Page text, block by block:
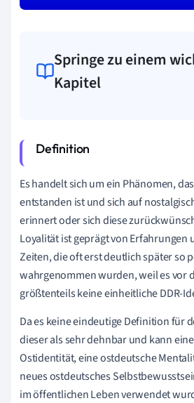
Springe zu einem
Kapitel
Es handelt sich um ein Phänomen,
entstanden ist und sich auf
erinnert oder sich diese
Loyalität ist geprägt von Erfahrungen
Zeiten, die oft erst deutlich später so
wahrgenommen wurden, weil es vor
größtenteils keine einheitliche DDR-
Da es keine eindeutige Definition für
dieser als sehr dehnbar und kann
Ostidentität, eine ostdeutsche
neues ostdeutsches
im öffentlichen Leben verwendet